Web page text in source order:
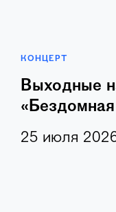
КОНЦЕРТ
Выходные
25 июля